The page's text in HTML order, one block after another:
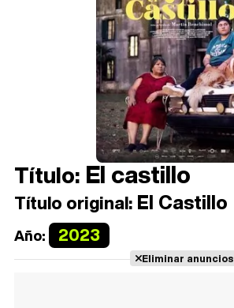
Título: El castillo
Título original: El Castillo
Año: 2023
Eliminar anuncios